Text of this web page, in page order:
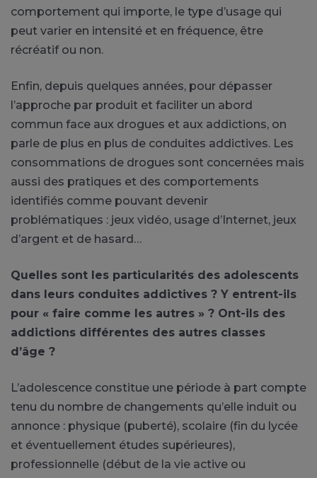
comportement qui importe, le type d’usage qui
peut varier en intensité et en fréquence, être
récréatif ou non.
Enfin, depuis quelques années, pour dépasser
l’approche par produit et faciliter un abord
commun face aux drogues et aux addictions, on
parle de plus en plus de conduites addictives. Les
consommations de drogues sont concernées mais
aussi des pratiques et des comportements
identifiés comme pouvant devenir
problématiques : jeux vidéo, usage d’Internet, jeux
d’argent et de hasard…
Quelles sont les particularités des adolescents
dans leurs conduites addictives ? Y entrent-ils
pour « faire comme les autres » ? Ont-ils des
addictions différentes des autres classes
d’âge ?
L’adolescence constitue une période à part compte
tenu du nombre de changements qu’elle induit ou
annonce : physique (puberté), scolaire (fin du lycée
et éventuellement études supérieures),
professionnelle (début de la vie active ou